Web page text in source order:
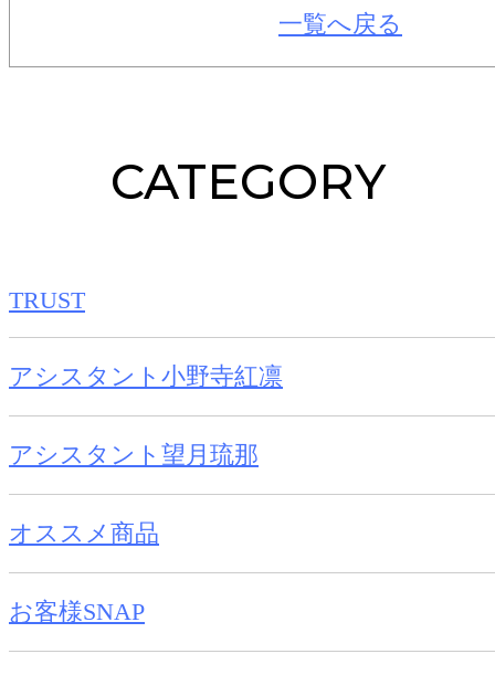
一覧へ戻る
CATEGORY
TRUST
アシスタント小野寺紅凛
アシスタント望月琉那
オススメ商品
お客様SNAP